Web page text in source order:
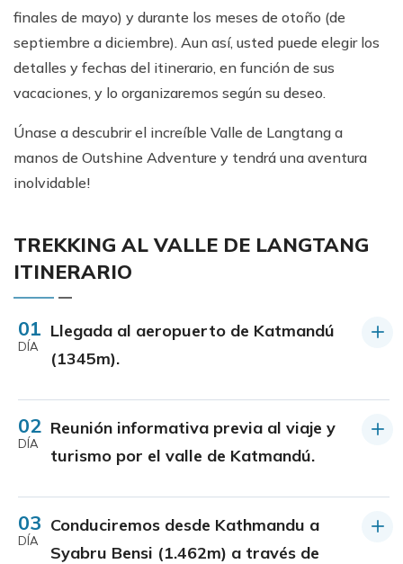
finales de mayo) y durante los meses de otoño (de
septiembre a diciembre). Aun así, usted puede elegir los
detalles y fechas del itinerario, en función de sus
vacaciones, y lo organizaremos según su deseo.
Únase a descubrir el increíble Valle de Langtang a
manos de Outshine Adventure y tendrá una aventura
inolvidable!
TREKKING AL VALLE DE LANGTANG
ITINERARIO
01
DÍA
Llegada al aeropuerto de Katmandú
(1345m).
02
DÍA
Reunión informativa previa al viaje y
turismo por el valle de Katmandú.
03
DÍA
Conduciremos desde Kathmandu a
Syabru Bensi (1.462m) a través de